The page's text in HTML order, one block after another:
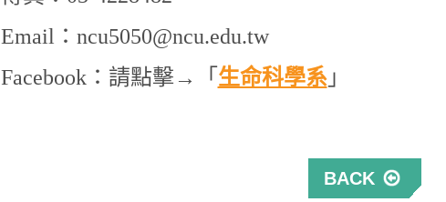
Email：ncu5050@ncu.edu.tw
Facebook：請點擊→「 生命科學系」
BACK